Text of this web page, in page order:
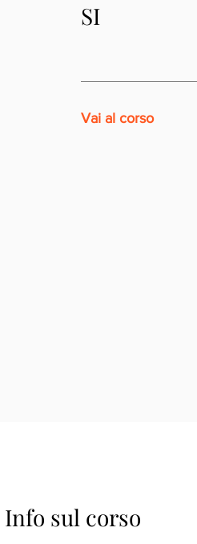
SI
Vai al corso
Info sul corso